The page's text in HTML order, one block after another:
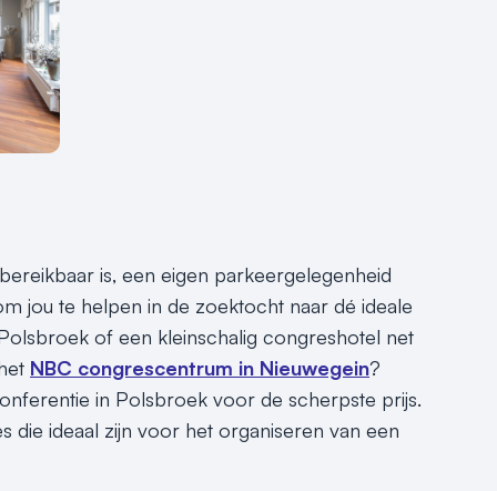
is, een eigen parkeergelegenheid
jou te helpen in de zoektocht naar dé ideale
of een kleinschalig congreshotel net
NBC congrescentrum in Nieuwegein?
in Polsbroek voor de scherpste prijs.
ideaal zijn voor het organiseren van een